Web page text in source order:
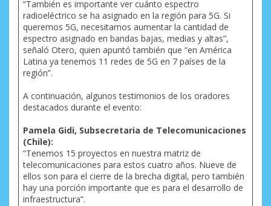
“También es importante ver cuánto espectro
radioeléctrico se ha asignado en la región para 5G. Si
queremos 5G, necesitamos aumentar la cantidad de
espectro asignado en bandas bajas, medias y altas”,
señaló Otero, quien apuntó también que “en América
Latina ya tenemos 11 redes de 5G en 7 países de la
región”.
A continuación, algunos testimonios de los oradores
destacados durante el evento:
Pamela Gidi, Subsecretaria de Telecomunicaciones
(Chile):
“Tenemos 15 proyectos en nuestra matriz de
telecomunicaciones para estos cuatro años. Nueve de
ellos son para el cierre de la brecha digital, pero también
hay una porción importante que es para el desarrollo de
infraestructura”.